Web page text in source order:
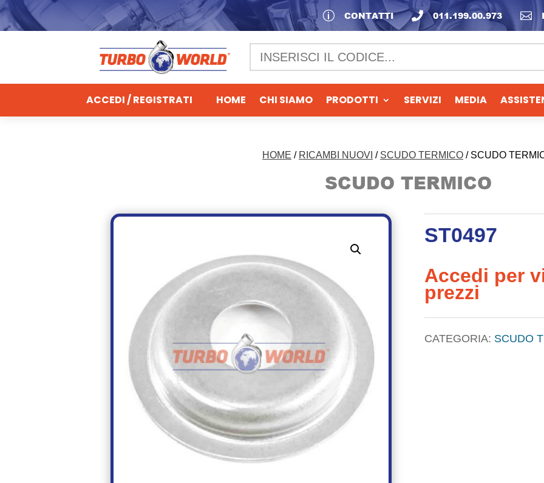

 011.199.00.973
p CONTATTI
ACCEDI / REGISTRATI HOME CHI SIAMO PRODOTTI SERVIZI MEDIA
HOME / RICAMBI NUOVI / SCUDO TERMICO / SCUDO
SCUDO TERMICO
ST0497
Accedi per
prezzi
CATEGORIA: SCUDO